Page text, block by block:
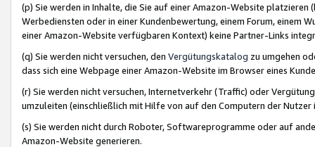
(p) Sie werden in Inhalte, die Sie auf einer Amazon-Website
Werbediensten oder in einer Kundenbewertung, einem Forum, einem
einer Amazon-Website verfügbaren Kontext) keine Partner-Links
(q) Sie werden nicht versuchen, den Vergütungskatalog zu umgehen
dass sich eine Webpage einer Amazon-Website im Browser eines
(r) Sie werden nicht versuchen, Internetverkehr (Traffic) oder
umzuleiten (einschließlich mit Hilfe von auf den Computern der
(s) Sie werden nicht durch Roboter, Softwareprogramme oder auf
Amazon-Website generieren.